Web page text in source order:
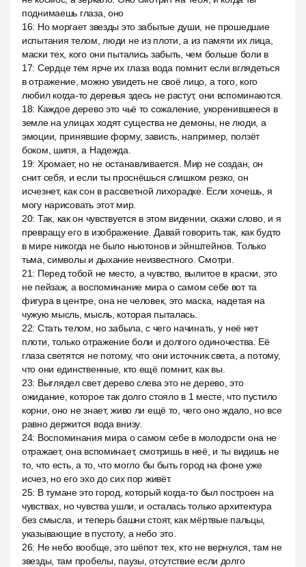
поднимаешь глаза, оно
16: Но моргает звезды это забытые души, не прошедшие
испытания телом, люди не из плоти, а из памяти их лица,
маски тех, кого они пытались забыть, чем больше боли в
17: Сердце тем ярче их глаза вода помнит если вглядеться
в отражение, можно увидеть не своё лицо, а того, кого
любил когда-то деревья здесь не растут, они вспоминаются.
18: Каждое дерево это чьё то сожаление, укоренившееся в
земле на улицах ходят существа не демоны, не люди, а
эмоции, принявшие форму, зависть, например, ползёт
боком, шипя, а Надежда.
19: Хромает, но не останавливается. Мир не создан, он
снит себя, и если ты проснёшься слишком резко, он
исчезнет, как сон в рассветной лихорадке. Если хочешь, я
могу нарисовать этот мир.
20: Так, как он чувствуется в этом видении, скажи слово, и я
превращу его в изображение. Давай говорить так, как будто
в мире никогда не было ньютонов и эйнштейнов. Только
тьма, символы и дыхание неизвестного. Смотри.
21: Перед тобой не место, а чувство, вылитое в краски, это
не пейзаж, а воспоминание мира о самом себе вот та
фигура в центре, она не человек, это маска, надетая на
чужую мысль, мысль, которая пыталась.
22: Стать телом, но забыла, с чего начинать, у неё нет
плоти, только отражение боли и долгого одиночества. Её
глаза светятся не потому, что они источник света, а потому,
что они единственные, кто ещё помнит, как вы.
23: Выглядел свет дерево слева это не дерево, это
ожидание, которое так долго стояло в 1 месте, что пустило
корни, оно не знает, живо ли ещё то, чего оно ждало, но все
равно держится вода внизу.
24: Воспоминания мира о самом себе в молодости она не
отражает, она вспоминает, смотришь в неё, и ты видишь не
то, что есть, а то, что могло бы быть город на фоне уже
исчез, но его эхо до сих пор живёт.
25: В тумане это город, который когда-то был построен на
чувствах, но чувства ушли, и осталась только архитектура
без смысла, и теперь башни стоят, как мёртвые пальцы,
указывающие в пустоту, а небо это.
26: Не небо вообще, это шёпот тех, кто не вернулся, там не
звезды, там пробелы, паузы, отсутствие если долго